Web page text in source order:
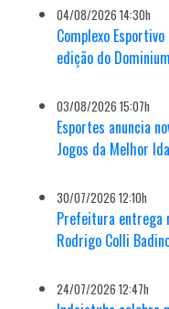
04/08/2026 14:30h
Complexo
edição do
03/08/2026 15:07h
Esportes anuncia
Jogos da Melhor
30/07/2026 12:10h
Prefeitura entrega
Rodrigo Colli
24/07/2026 12:47h